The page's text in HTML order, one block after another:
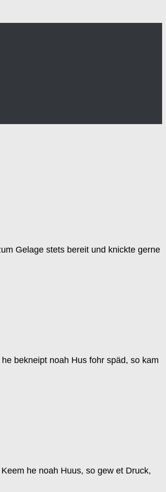
Gelage stets bereit und knickte gerne
bekneipt noah Hus fohr späd, so kam
he noah Huus, so gew et Druck,